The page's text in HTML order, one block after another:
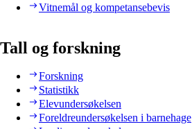
Vitnemål og kompetansebevis
Tall og forskning
Forskning
Statistikk
Elevundersøkelsen
Foreldreundersøkelsen i barnehage